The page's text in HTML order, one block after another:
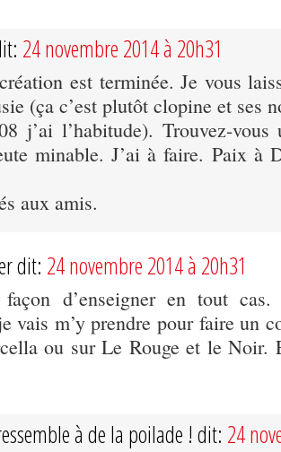
24 novembre 2014 à 20h31
est terminée. Je vous
(ça c’est plutôt clopine et ses
j’ai l’habitude). Trouvez-
minable. J’ai à faire. Paix à
aux amis.
dit: 24 novembre 2014 à 20h31
façon d’enseigner en tout
vais m’y prendre pour faire un
ou sur Le Rouge et le Noir.
à de la poilade ! dit: 24